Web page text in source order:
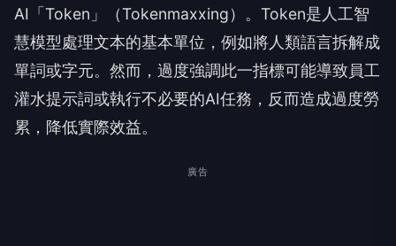
AI「Token」（Tokenmaxxing）。Token是人工智
慧模型處理文本的基本單位，例如將人類語言拆解成
單詞或字元。然而，過度強調此一指標可能導致員工
灌水提示詞或執行不必要的AI任務，反而造成過度勞
累，降低實際效益。
廣告